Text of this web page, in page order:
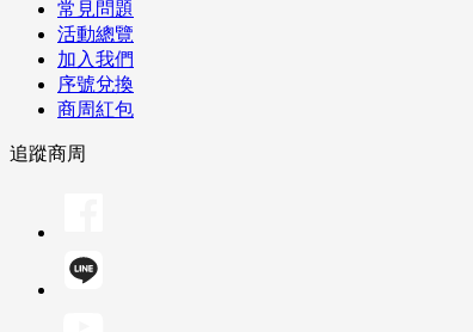
常見問題
活動總覽
加入我們
序號兌換
商周紅包
追蹤商周